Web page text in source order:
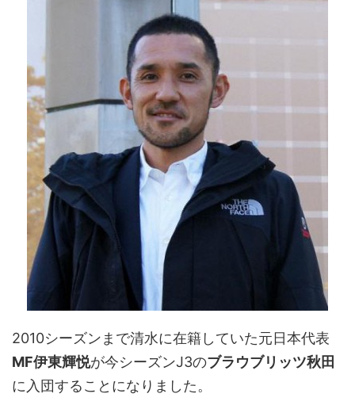
2010シーズンまで清水に在籍していた元日本代表
MF伊東輝悦が今シーズンJ3のブラウブリッツ秋田
に入団することになりました。